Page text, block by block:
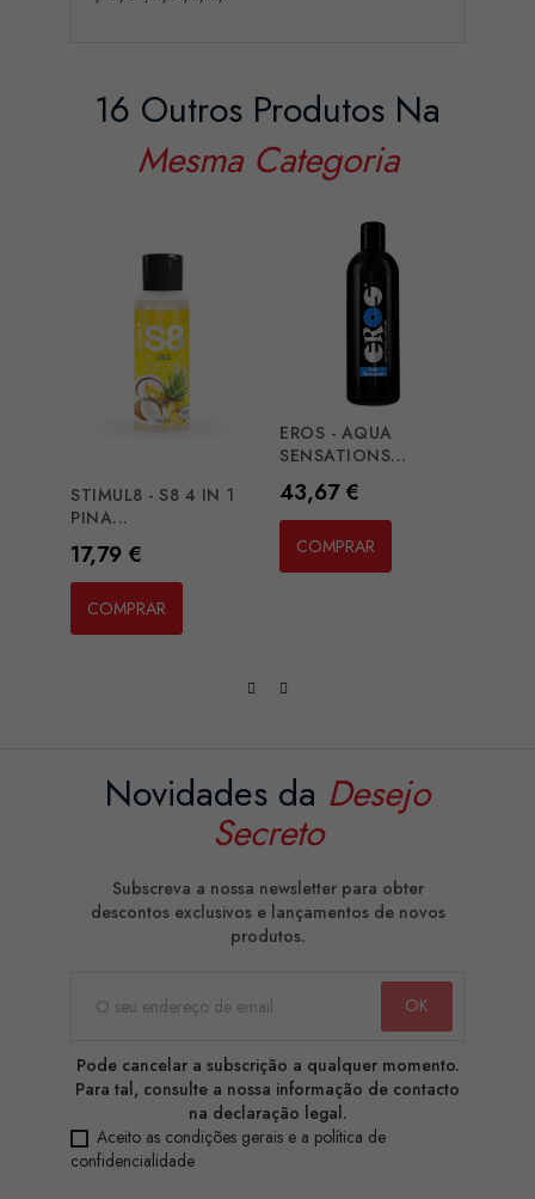
16 Outros Produtos Na
Mesma Categoria
STIMUL8 - S8 4 IN 1
PINA...
Preço
17,79 €
COMPRAR
EROS - AQUA
SENSATIONS...
Preço
43,67 €
COMPRAR
Novidades da Desejo
Secreto
Subscreva a nossa newsletter para obter
descontos exclusivos e lançamentos de novos
produtos.
Pode cancelar a subscrição a qualquer momento.
Para tal, consulte a nossa informação de contacto
na declaração legal.
Aceito as condições gerais e a política de
confidencialidade